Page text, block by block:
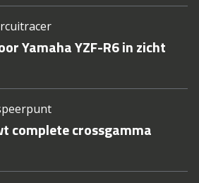
Yamaha YZF-R6 in zicht
complete crossgamma